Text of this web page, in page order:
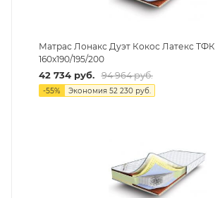
Матрас Лонакс Дуэт Кокос Латекс
160х190/195/200
42 734руб. 94 964руб.
-55% Экономия 52 230руб.